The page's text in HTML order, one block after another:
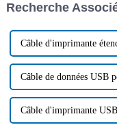
professionnels…
Recherche
Câble d'imprimante
Câble de données USB
Câble d'imprimante